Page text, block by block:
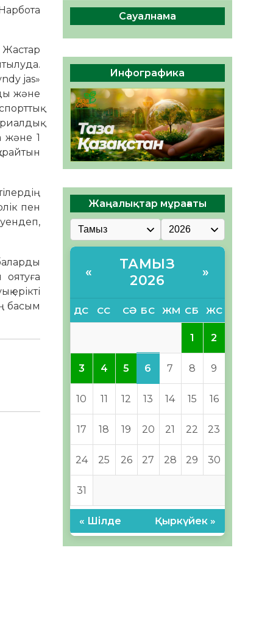
Жастар
jas»
және
және 1
пен
ерікті
басым
беруге дайын
ӘРБІР ДАУЫС – ҚОҒАМ
ДАМУЫНА ҚОСЫЛҒАН
ҮЛЕС
05.08.2026
34 0
Сауалнама
Инфографика
Жаңалықтар мұрағаты
«
ТАМЫЗ
2026
»
ДС СС СӘ БС ЖМ СБ ЖС
1 2
3 4 5 6 7 8 9
10 11 12 13 14 15 16
17 18 19 20 21 22 23
24 25 26 27 28 29 30
31
« Шілде Қыркүйек »